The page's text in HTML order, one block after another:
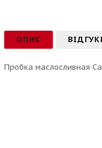
ОПИС
Пробка маслосливная